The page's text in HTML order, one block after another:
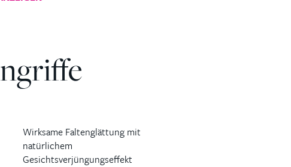
Wirksame Faltenglättung mit
natürlichem
Gesichtsverjüngungseffekt